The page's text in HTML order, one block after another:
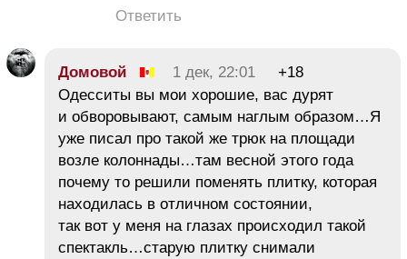
Ответить
Домовой 1 дек, 22:01
+18
Одесситы вы мои хорошие, вас дурят
и обворовывают, самым наглым образом…Я
уже писал про такой же трюк на площади
возле колоннады…там весной этого года
почему то решили поменять плитку, которая
находилась в отличном состоянии,
так вот у меня на глазах происходил такой
спектакль…старую плитку снимали